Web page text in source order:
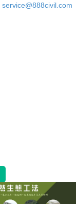
service@888civil.com